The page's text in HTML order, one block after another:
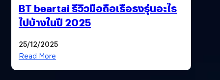
BT beartai รีวิวมือถือเรือธงรุ่นอะไร
ไปบ้างในปี 2025
25/12/2025
Read More